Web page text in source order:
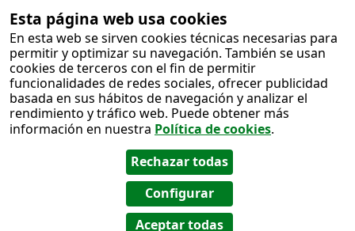
Esta página web usa cookies
En esta web se sirven cookies técnicas necesarias para
permitir y optimizar su navegación. También se usan
cookies de terceros con el fin de permitir
funcionalidades de redes sociales, ofrecer publicidad
basada en sus hábitos de navegación y analizar el
rendimiento y tráfico web. Puede obtener más
información en nuestra Política de cookies.